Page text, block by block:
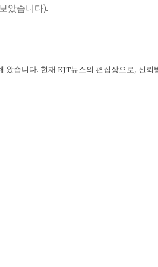
았습니다).
왔습니다. 현재 KJT뉴스의 편집장으로, 신뢰